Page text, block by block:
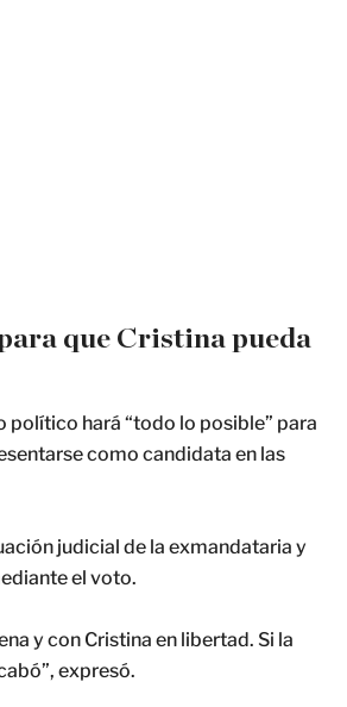
que Cristina pueda
político hará “todo lo posible” para
como candidata en las
judicial de la exmandataria y
el voto.
y con Cristina en libertad. Si la
expresó.